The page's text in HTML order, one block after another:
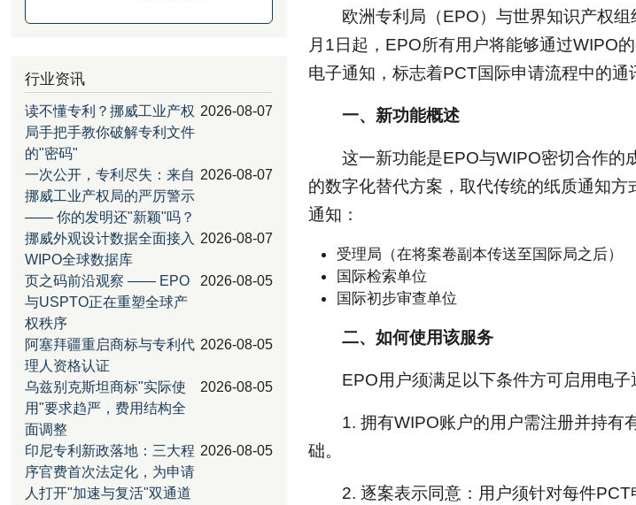
欧洲专利局（EPO）与世界知识产权
月1日起，EPO所有用户将能够通过WIPO
电子通知，标志着PCT国际申请流程中的通
一、新功能概述
这一新功能是EPO与WIPO密切合作的
的数字化替代方案，取代传统的纸质通知
通知：
受理局（在将案卷副本传送至国际局之后）
国际检索单位
国际初步审查单位
二、如何使用该服务
EPO用户须满足以下条件方可启用电子
1. 拥有WIPO账户的用户需注册并持有
础。
2. 逐案表示同意：用户须针对每件
行业资讯
读不懂专利？挪威工业产权
局手把手教你破解专利文件
的"密码"
2026-08-07
一次公开，专利尽失：来自
挪威工业产权局的严厉警示
—— 你的发明还"新颖"吗？
2026-08-07
挪威外观设计数据全面接入
WIPO全球数据库
2026-08-07
页之码前沿观察 —— EPO
与USPTO正在重塑全球产
权秩序
2026-08-05
阿塞拜疆重启商标与专利代
理人资格认证
2026-08-05
乌兹别克斯坦商标"实际使
用"要求趋严，费用结构全
面调整
2026-08-05
印尼专利新政落地：三大程
序官费首次法定化，为申请
人打开"加速与复活"双通道
2026-08-05